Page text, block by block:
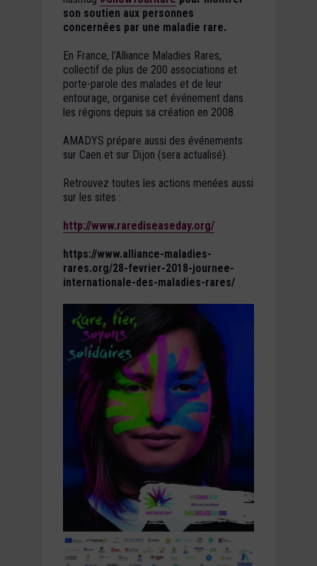
son soutien aux personnes
concernées par une maladie rare.
En France, l’Alliance Maladies Rares,
collectif de plus de 200 associations et
porte-parole des malades et de leur
entourage, organise cet événement dans
les régions depuis sa création en 2008.
AMADYS prépare aussi des événements
sur Caen et sur Dijon (sera actualisé).
Retrouvez toutes les actions menées aussi
sur les sites :
http://www.rarediseaseday.org/
https://www.alliance-maladies-
rares.org/28-fevrier-2018-journee-
internationale-des-maladies-rares/